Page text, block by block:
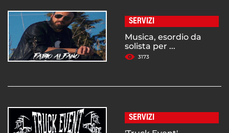
SERVIZI
Musica, esordio da
solista per ...
3173
SERVIZI